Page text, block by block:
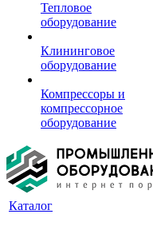
Тепловое
оборудование
Клининговое
оборудование
Компрессоры и
компрессорное
оборудование
Каталог